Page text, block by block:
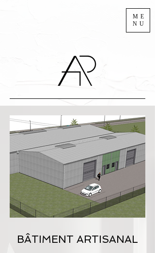
ME
NU
BÂTIMENT ARTISANAL